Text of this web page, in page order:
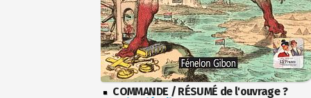
COMMANDE / RÉSUMÉ de l'ouvrage ?